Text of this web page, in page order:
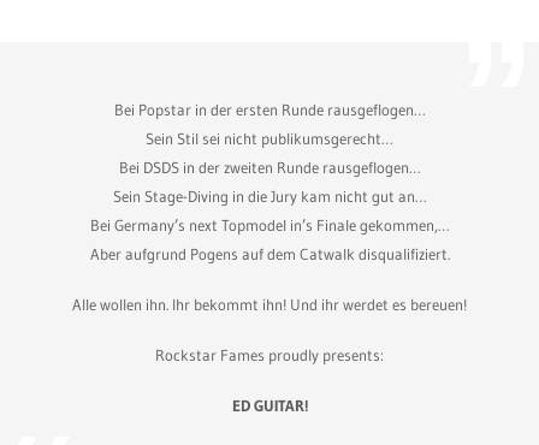
Bei Popstar in der ersten Runde rausgeflogen…
Sein Stil sei nicht publikumsgerecht…
Bei DSDS in der zweiten Runde rausgeflogen…
Sein Stage-Diving in die Jury kam nicht gut an…
Bei Germany’s next Topmodel in’s Finale gekommen,…
Aber aufgrund Pogens auf dem Catwalk disqualifiziert.
Alle wollen ihn. Ihr bekommt ihn! Und ihr werdet es bereuen!
Rockstar Fames proudly presents:
ED GUITAR!